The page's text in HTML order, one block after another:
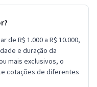
de R$ 1.000 a R$ 10.000,
e duração da
mais exclusivos, o
cotações de diferentes